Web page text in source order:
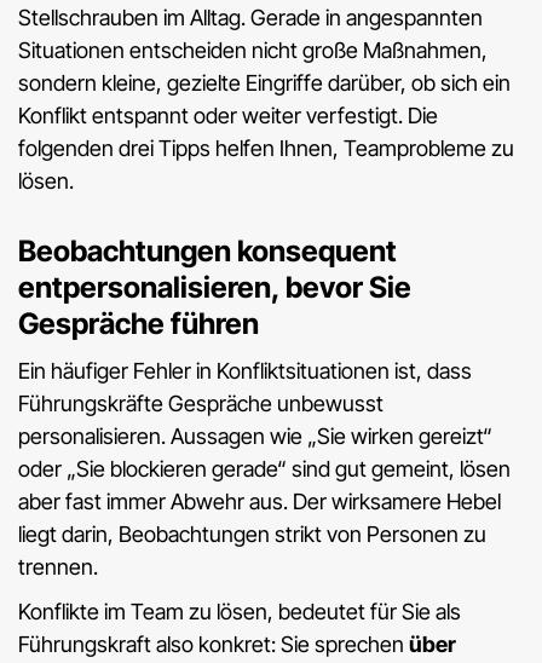
Stellschrauben im Alltag. Gerade in angespannten
Situationen entscheiden nicht große Maßnahmen,
sondern kleine, gezielte Eingriffe darüber, ob sich ein
Konflikt entspannt oder weiter verfestigt. Die
folgenden drei Tipps helfen Ihnen, Teamprobleme zu
lösen.
Beobachtungen konsequent
entpersonalisieren, bevor Sie
Gespräche führen
Ein häufiger Fehler in Konfliktsituationen ist, dass
Führungskräfte Gespräche unbewusst
personalisieren. Aussagen wie „Sie wirken gereizt“
oder „Sie blockieren gerade“ sind gut gemeint, lösen
aber fast immer Abwehr aus. Der wirksamere Hebel
liegt darin, Beobachtungen strikt von Personen zu
trennen.
Konflikte im Team zu lösen, bedeutet für Sie als
Führungskraft also konkret: Sie sprechen über